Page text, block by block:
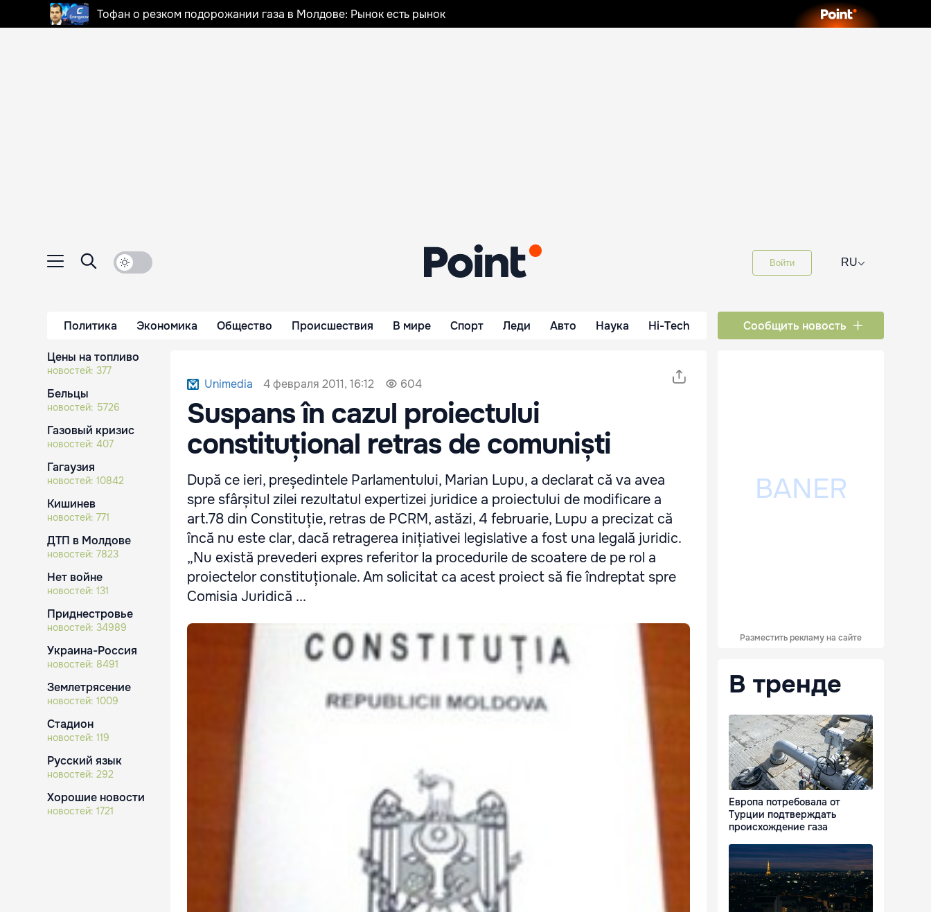
Тофан о резком подорожании газа в Молдове: Рынок есть рынок
Войти RU⌵
Политика Экономика Общество Происшествия В мире Спорт Леди Авто Наука Hi-Tech Сообщить новость
Цены на топливо
новостей: 377
Бельцы
новостей: 5726
Газовый кризис
новостей: 407
Гагаузия
новостей: 10842
Кишинев
новостей: 771
ДТП в Молдове
новостей: 7823
Нет войне
новостей: 131
Приднестровье
новостей: 34989
Украина-Россия
новостей: 8491
Землетрясение
новостей: 1009
Стадион
новостей: 119
Русский язык
новостей: 292
Хорошие новости
новостей: 1721
Unimedia 4 февраля 2011, 16:12 604
Suspans în cazul proiectului
constituțional retras de comuniști
După ce ieri, președintele Parlamentului, Marian Lupu, a declarat că va avea
spre sfârșitul zilei rezultatul expertizei juridice a proiectului de modificare a
art.78 din Constituție, retras de PCRM, astăzi, 4 februarie, Lupu a precizat că
încă nu este clar, dacă retragerea inițiativei legislative a fost una legală juridic.
„Nu există prevederi expres referitor la procedurile de scoatere de pe rol a
proiectelor constituționale. Am solicitat ca acest proiect să fie îndreptat spre
Comisia Juridică ...
Разместить рекламу на сайте
В тренде
Европа потребовала от
Турции подтверждать
происхождение газа